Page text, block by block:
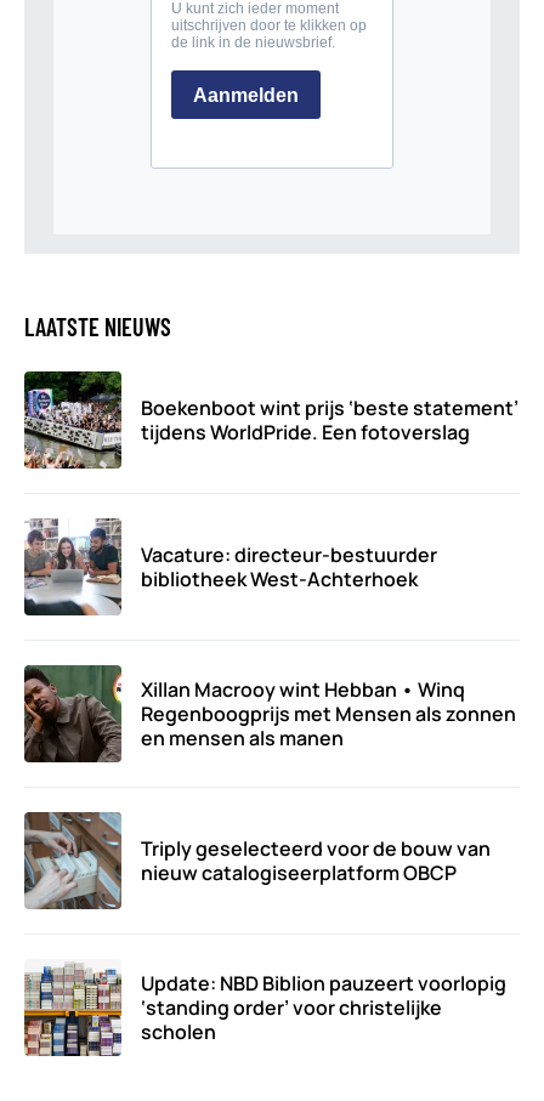
LAATSTE NIEUWS
Boekenboot wint prijs ‘beste statement’
tijdens WorldPride. Een fotoverslag
Vacature: directeur-bestuurder
bibliotheek West-Achterhoek
Xillan Macrooy wint Hebban • Winq
Regenboogprijs met Mensen als zonnen
en mensen als manen
Triply geselecteerd voor de bouw van
nieuw catalogiseerplatform OBCP
Update: NBD Biblion pauzeert voorlopig
‘standing order’ voor christelijke
scholen